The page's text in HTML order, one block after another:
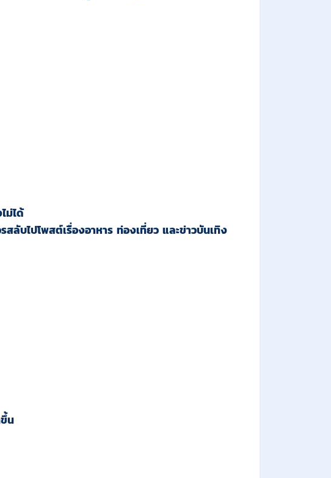
ม่ได้
ลับไปโพสต์เรื่องอาหาร ท่องเที่ยว และข่าวบันเทิง
น